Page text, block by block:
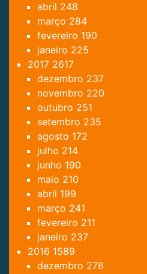
abril 248
março 284
fevereiro 190
janeiro 225
2017 2617
dezembro 237
novembro 220
outubro 251
setembro 235
agosto 172
julho 214
junho 190
maio 210
abril 199
março 241
fevereiro 211
janeiro 237
2016 1589
dezembro 278